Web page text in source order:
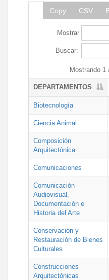
Copy CSV
Mostrar
Buscar:
Mostrando 1
DEPARTAMENTOS
Biotecnología
Ciencia Animal
Composición
Arquitectónica
Comunicaciones
Comunicación
Audiovisual,
Documentación e
Historia del Arte
Conservación y
Restauración de Bienes
Culturales
Construcciones
Arquitectónicas